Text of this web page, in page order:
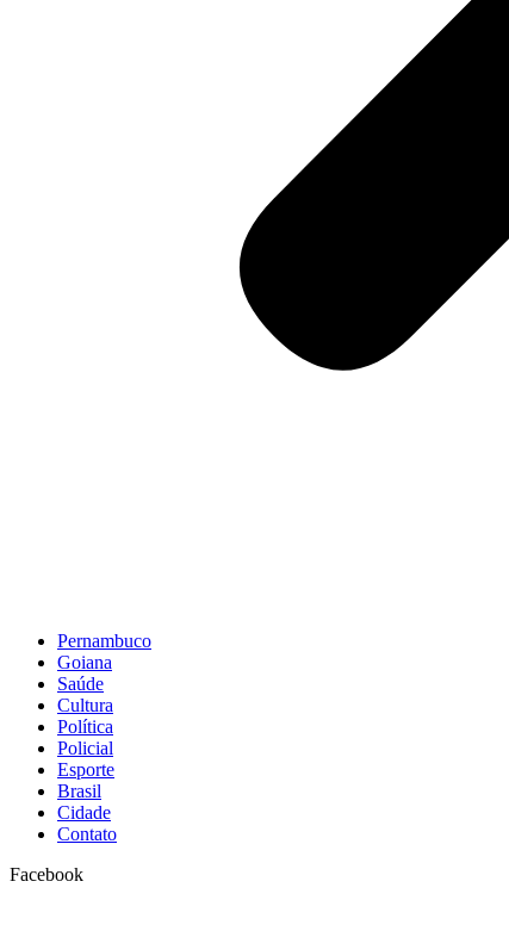
Pernambuco
Goiana
Saúde
Cultura
Política
Policial
Esporte
Brasil
Cidade
Contato
Facebook